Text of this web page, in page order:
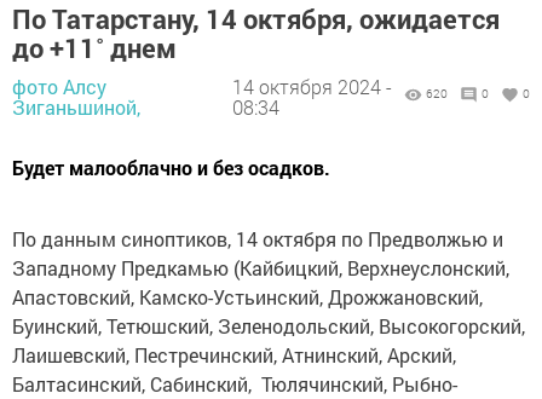
По Татарстану, 14 октября, ожидается
до +11˚ днем
фото Алсу
Зиганьшиной,
14 октября 2024 -
08:34
620 0 0
Будет малооблачно и без осадков.
По данным синоптиков, 14 октября по Предволжью и
Западному Предкамью (Кайбицкий, Верхнеуслонский,
Апастовский, Камско-Устьинский, Дрожжановский,
Буинский, Тетюшский, Зеленодольский, Высокогорский,
Лаишевский, Пестречинский, Атнинский, Арский,
Балтасинский, Сабинский, Тюлячинский, Рыбно-